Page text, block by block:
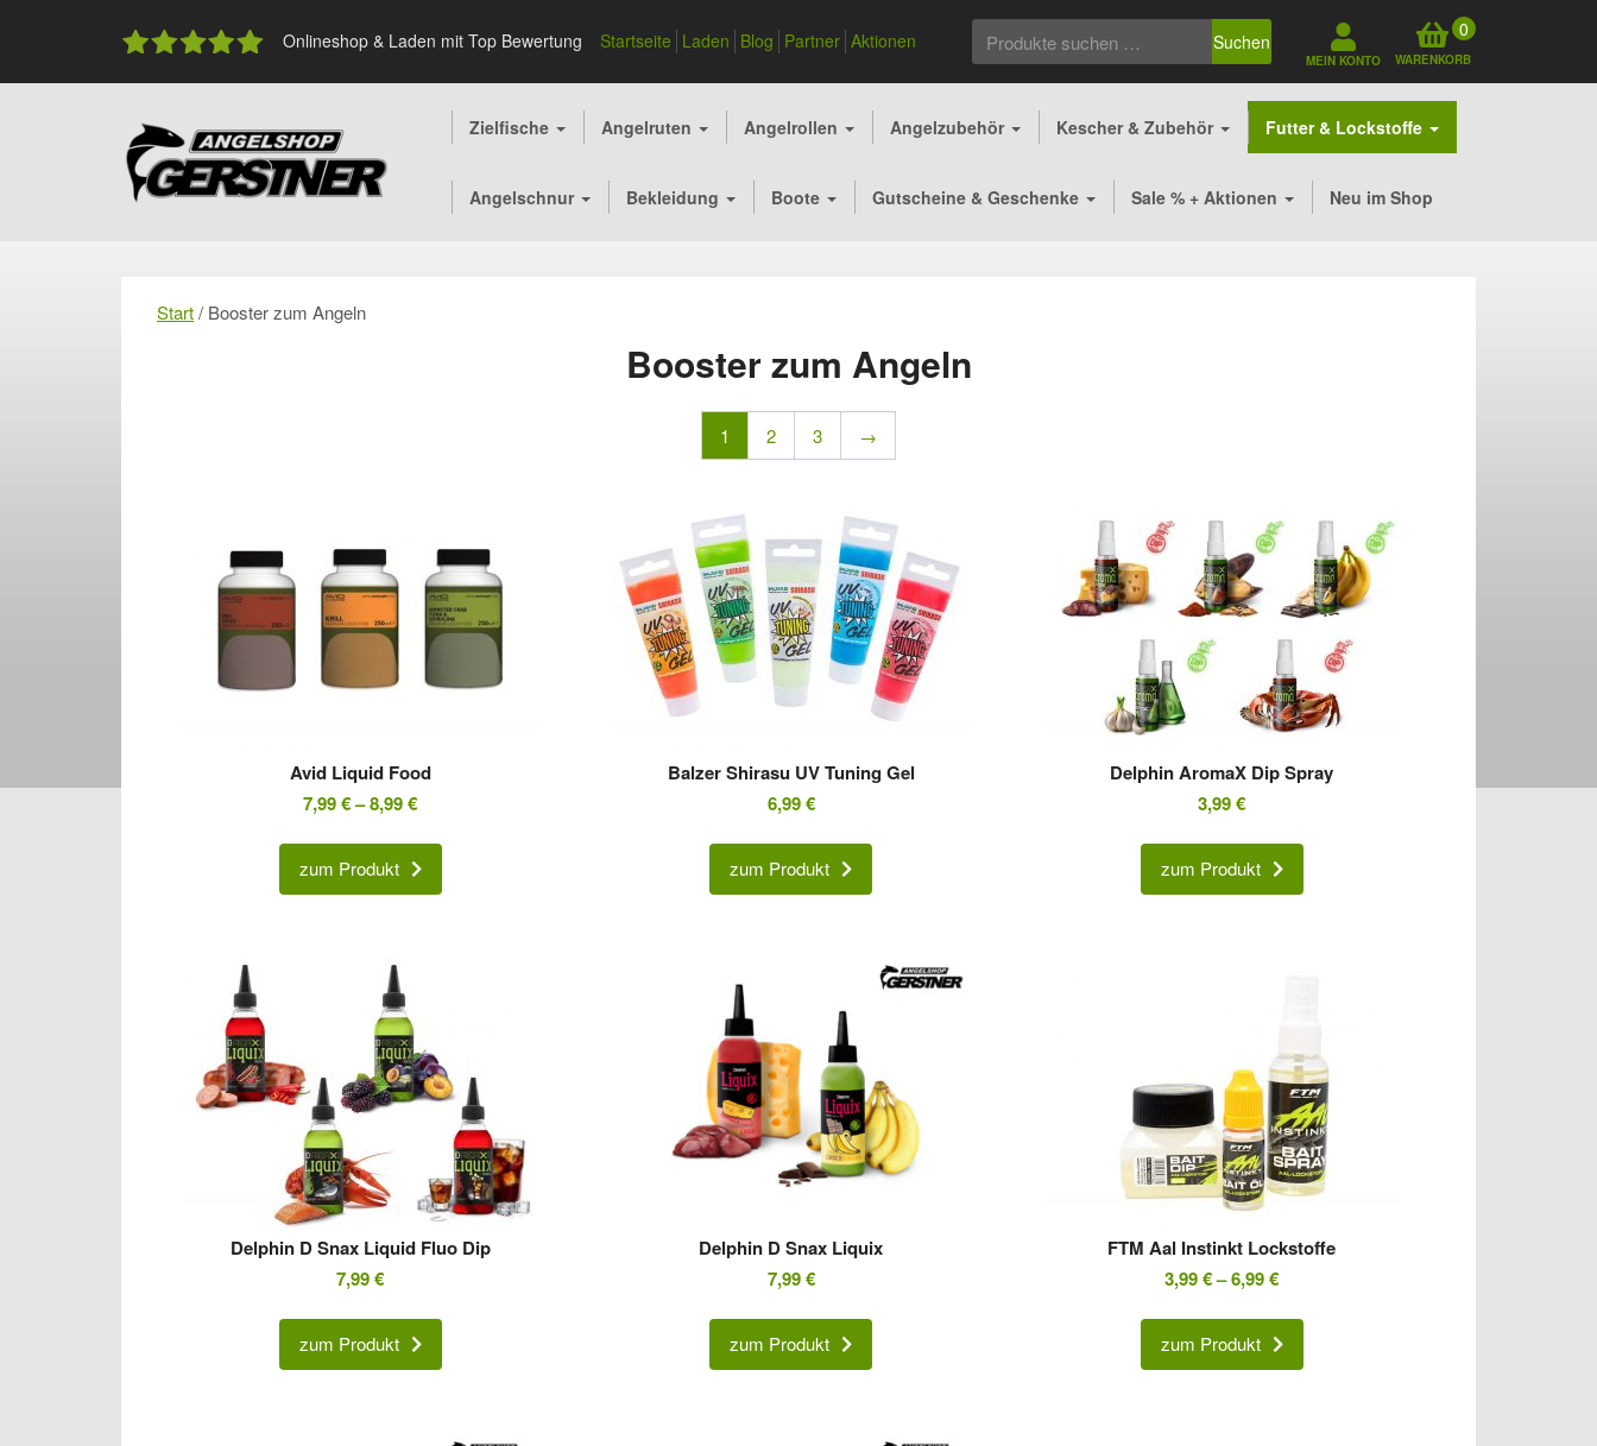
Onlineshop & Laden mit Top Bewertung Startseite Laden Blog Partner Aktionen
nach:
Suchen
MEIN KONTO
0
WARENKORB
Zielfische Angelruten Angelrollen Angelzubehör Kescher & Zubehör Futter & Lockstoffe
Angelschnur Bekleidung Boote Gutscheine & Geschenke Sale % + Aktionen Neu im Shop
Start/ Booster zum Angeln
Booster zum Angeln
1 2 3 →
Avid Liquid Food
7,99€–8,99€
zum Produkt
Balzer Shirasu UV Tuning Gel
6,99€
zum Produkt
Delphin AromaX Dip Spray
3,99€
zum Produkt
Delphin D Snax Liquid Fluo Dip
7,99€
zum Produkt
Delphin D Snax Liquix
7,99€
zum Produkt
FTM Aal Instinkt Lockstoffe
3,99€–6,99€
zum Produkt